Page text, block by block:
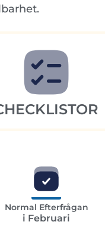
Normal Efterfrågan
i Februari